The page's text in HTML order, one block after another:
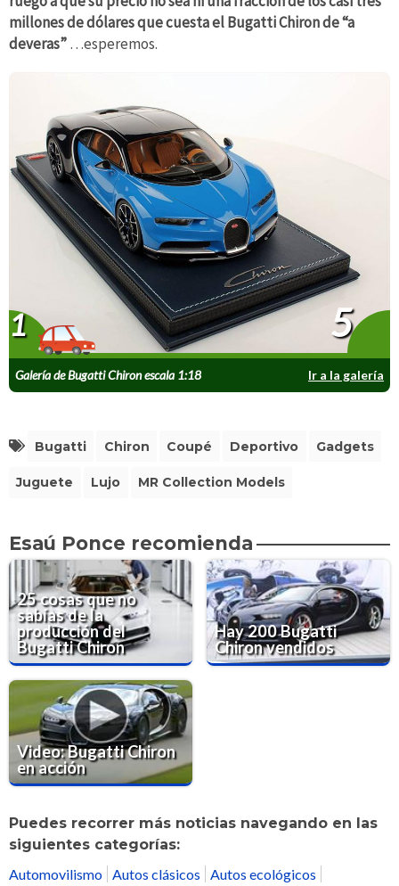
millones de dólares que cuesta el Bugatti Chiron de “a
deveras”…esperemos.
Galería de Bugatti Chiron escala 1:18 Ir a la galería
1 5
Bugatti Chiron Coupé Deportivo Gadgets
Juguete Lujo MR Collection Models
Esaú Ponce recomienda
25 cosas que no
sabías de la
producción del
Bugatti Chiron
Hay 200 Bugatti
Chiron vendidos
Video: Bugatti Chiron
en acción
Puedes recorrer más noticias navegando en las
siguientes categorías:
Automovilismo Autos clásicos Autos ecológicos